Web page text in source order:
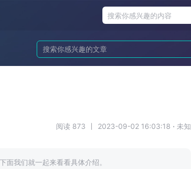
阅读 873 丨 2023-09-02 16:03:18 · 未知
面我们就一起来看看具体介绍。